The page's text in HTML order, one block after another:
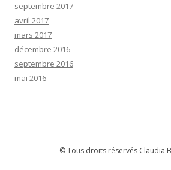
septembre 2017
avril 2017
mars 2017
décembre 2016
septembre 2016
mai 2016
© Tous droits réservés Claudia